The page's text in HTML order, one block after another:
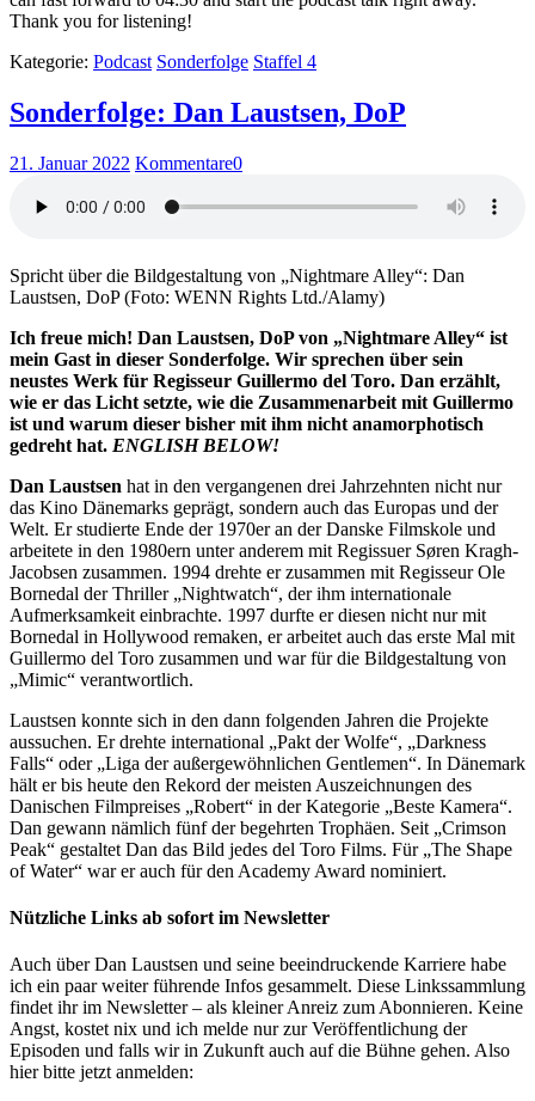
Thank you for listening!
Kategorie: Podcast Sonderfolge Staffel 4
Sonderfolge: Dan Laustsen, DoP
21. Januar 2022 Kommentare0
Spricht über die Bildgestaltung von „Nightmare Alley“: Dan
Laustsen, DoP (Foto: WENN Rights Ltd./Alamy)
Ich freue mich! Dan Laustsen, DoP von „Nightmare Alley“ ist
mein Gast in dieser Sonderfolge. Wir sprechen über sein
neustes Werk für Regisseur Guillermo del Toro. Dan erzählt,
wie er das Licht setzte, wie die Zusammenarbeit mit Guillermo
ist und warum dieser bisher mit ihm nicht anamorphotisch
gedreht hat. ENGLISH BELOW!
Dan Laustsen hat in den vergangenen drei Jahrzehnten nicht nur
das Kino Dänemarks geprägt, sondern auch das Europas und der
Welt. Er studierte Ende der 1970er an der Danske Filmskole und
arbeitete in den 1980ern unter anderem mit Regissuer Søren Kragh-
Jacobsen zusammen. 1994 drehte er zusammen mit Regisseur Ole
Bornedal der Thriller „Nightwatch“, der ihm internationale
Aufmerksamkeit einbrachte. 1997 durfte er diesen nicht nur mit
Bornedal in Hollywood remaken, er arbeitet auch das erste Mal mit
Guillermo del Toro zusammen und war für die Bildgestaltung von
„Mimic“ verantwortlich.
Laustsen konnte sich in den dann folgenden Jahren die Projekte
aussuchen. Er drehte international „Pakt der Wolfe“, „Darkness
Falls“ oder „Liga der außergewöhnlichen Gentlemen“. In Dänemark
hält er bis heute den Rekord der meisten Auszeichnungen des
Danischen Filmpreises „Robert“ in der Kategorie „Beste Kamera“.
Dan gewann nämlich fünf der begehrten Trophäen. Seit „Crimson
Peak“ gestaltet Dan das Bild jedes del Toro Films. Für „The Shape
of Water“ war er auch für den Academy Award nominiert.
Nützliche Links ab sofort im Newsletter
Auch über Dan Laustsen und seine beeindruckende Karriere habe
ich ein paar weiter führende Infos gesammelt. Diese Linkssammlung
findet ihr im Newsletter – als kleiner Anreiz zum Abonnieren. Keine
Angst, kostet nix und ich melde nur zur Veröffentlichung der
Episoden und falls wir in Zukunft auch auf die Bühne gehen. Also
hier bitte jetzt anmelden: